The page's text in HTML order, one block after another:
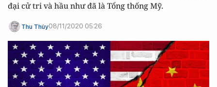
đại cử tri và hầu như đã là Tổng thống Mỹ.
Thu Thủy08/11/2020 05:26